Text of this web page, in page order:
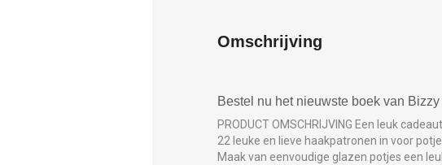
Omschrijving
Bestel nu het nieuwste boek van
PRODUCT OMSCHRIJVING Een leuk
22 leuke en lieve haakpatronen in voor
Maak van eenvoudige glazen potjes een